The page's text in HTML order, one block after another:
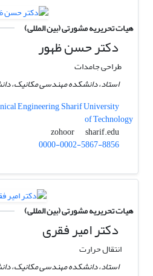
هیات تحریریه مشورتی (بین المللی)
دکتر حسن ظهور
طراحی جامدات
استاد، دانشکده مهندسی مکانیک،
Engineering, Sharif University
of Technology
zohoor
sharif.edu
0000-0002-5867-8856
هیات تحریریه مشورتی (بین المللی)
دکتر امیر فقری
انتقال حرارت
استاد، دانشکده مهندسی مکانیک،